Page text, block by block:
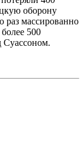
оборону
раз массированно
500
Суассоном.